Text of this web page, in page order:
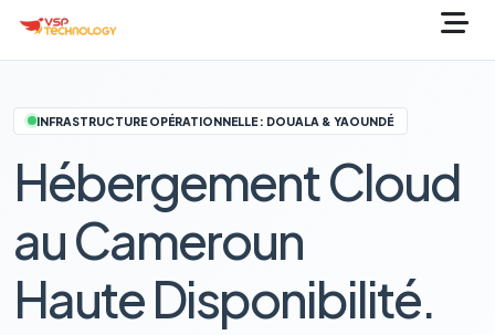
INFRASTRUCTURE OPÉRATIONNELLE : DOUALA & YAOUNDÉ
Hébergement Cloud
au Cameroun
Haute Disponibilité.